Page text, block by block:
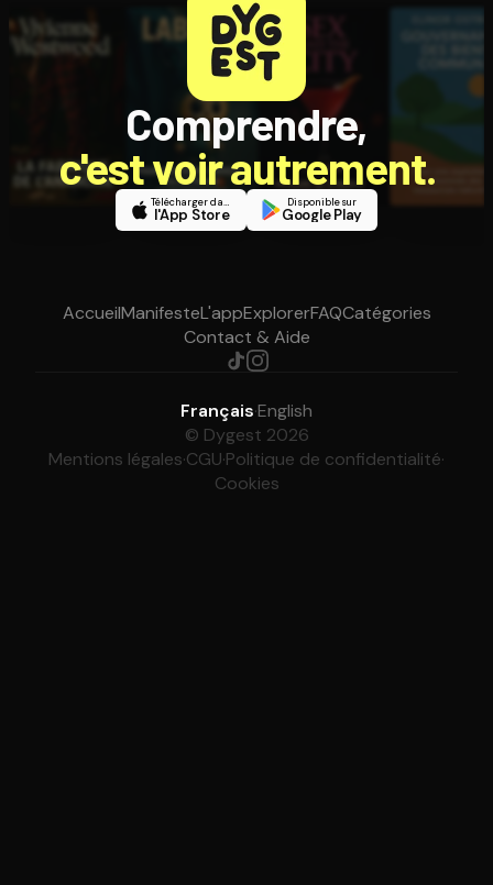
Comprendre,
c'est voir autrement.
Télécharger dans
l'App Store
Disponible sur
Google Play
AccueilManifesteL'appExplorerFAQCatégories
Contact & Aide
Français·English
© Dygest 2026
Mentions légales·CGU·Politique de confidentialité·
Cookies